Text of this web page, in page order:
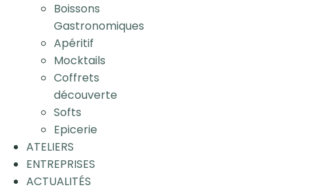
Boissons
Gastronomiques
Apéritif
Mocktails
Coffrets
découverte
Softs
Epicerie
ATELIERS
ENTREPRISES
ACTUALITÉS